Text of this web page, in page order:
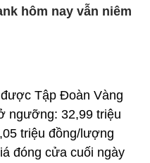
hôm nay vẫn niêm
Tập Đoàn Vàng
ngưỡng: 32,99 triệu
triệu đồng/lượng
đóng cửa cuối ngày